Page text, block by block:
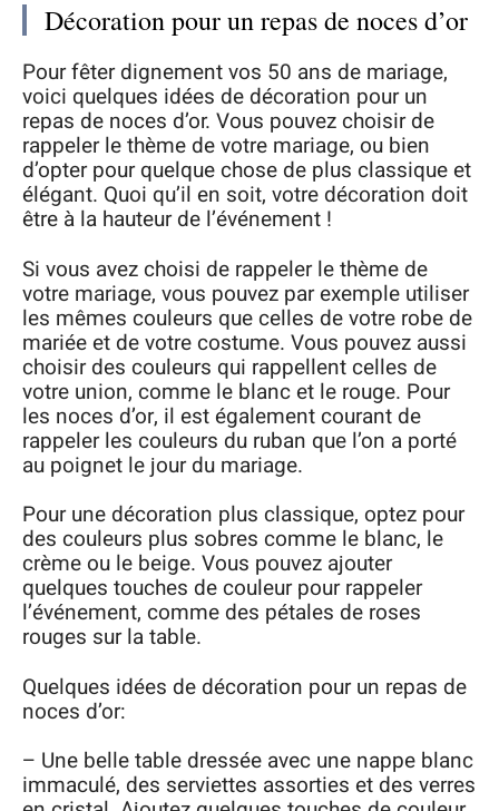
Décoration pour un repas de noces d’or
Pour fêter dignement vos 50 ans de mariage,
voici quelques idées de décoration pour un
repas de noces d’or. Vous pouvez choisir de
rappeler le thème de votre mariage, ou bien
d’opter pour quelque chose de plus classique et
élégant. Quoi qu’il en soit, votre décoration doit
être à la hauteur de l’événement !
Si vous avez choisi de rappeler le thème de
votre mariage, vous pouvez par exemple utiliser
les mêmes couleurs que celles de votre robe de
mariée et de votre costume. Vous pouvez aussi
choisir des couleurs qui rappellent celles de
votre union, comme le blanc et le rouge. Pour
les noces d’or, il est également courant de
rappeler les couleurs du ruban que l’on a porté
au poignet le jour du mariage.
Pour une décoration plus classique, optez pour
des couleurs plus sobres comme le blanc, le
crème ou le beige. Vous pouvez ajouter
quelques touches de couleur pour rappeler
l’événement, comme des pétales de roses
rouges sur la table.
Quelques idées de décoration pour un repas de
noces d’or:
– Une belle table dressée avec une nappe blanc
immaculé, des serviettes assorties et des verres